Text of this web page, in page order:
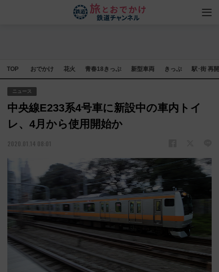
TOP おでかけ 花火 青春18きっぷ 新型車両 きっぷ 駅･街 再
ニュース
中央線E233系4号車に新設中の車内トイ
レ、4月から使用開始か
2020.01.14 08:01